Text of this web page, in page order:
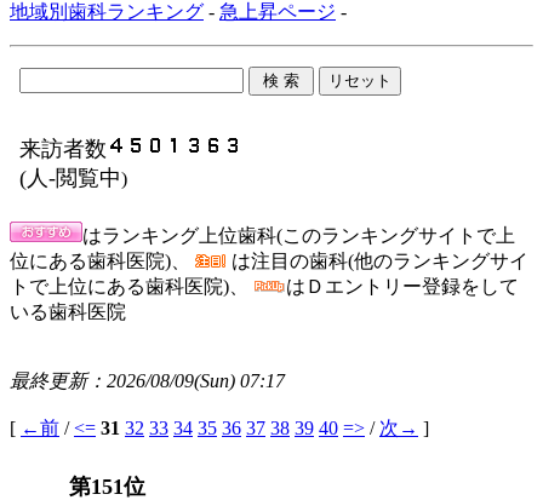
地域別歯科ランキング - 急上昇ページ -
来訪者数
(人-閲覧中)
はランキング上位歯科(このランキングサイトで上
位にある歯科医院)、
は注目の歯科(他のランキングサイ
トで上位にある歯科医院)、
はＤエントリー登録をして
いる歯科医院
最終更新：2026/08/09(Sun) 07:17
[ ←前 /<= 31 32 33 34 35 36 37 38 39 40 => / 次→ ]
第151位